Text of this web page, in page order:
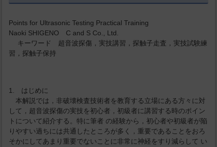
Points for Ultrasonic Testing Practical Training
Naoki SHIGENO C and S Co., Ltd.
キーワード 超音波探傷，実技講習，探触子走査，実技試験練
習，探触子保持
1. はじめに
本解説では，非破壊検査技術者を教育する立場にある方々に対
して，超音波探傷の実技を初心者，初級者に講習する時のポイン
トについて紹介する。特に筆者 の経験から，初心者や初級者が陥
りやすい過ちには共通したところが多く，重要であることをおろ
そかにしてあまり重要でないことに非常に神経をすり減らして い